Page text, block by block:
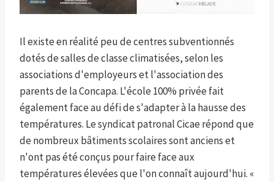
Il existe en réalité peu de centres subventionnés
dotés de salles de classe climatisées, selon les
associations d'employeurs et l'association des
parents de la Concapa. L'école 100% privée fait
également face au défi de s'adapter à la hausse des
températures. Le syndicat patronal Cicae répond que
de nombreux bâtiments scolaires sont anciens et
n'ont pas été conçus pour faire face aux
températures élevées que l'on connaît aujourd'hui. «